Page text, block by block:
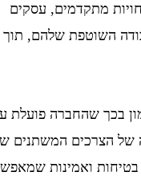
מתקדמים, עסקים
השוטפת שלהם, תוך
שהחברה פועלת עם
הצרכים המשתנים של
ואמינות שמאפשר